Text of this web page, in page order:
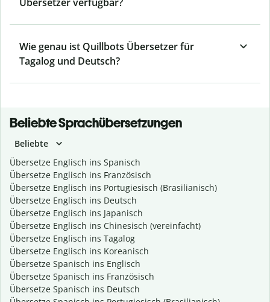
Wie genau ist Quillbots Übersetzer für
Tagalog und Deutsch?
Beliebte Sprachübersetzungen
Beliebte
Übersetze Englisch ins Spanisch
Übersetze Englisch ins Französisch
Übersetze Englisch ins Portugiesisch (Brasilianisch)
Übersetze Englisch ins Deutsch
Übersetze Englisch ins Japanisch
Übersetze Englisch ins Chinesisch (vereinfacht)
Übersetze Englisch ins Tagalog
Übersetze Englisch ins Koreanisch
Übersetze Spanisch ins Englisch
Übersetze Spanisch ins Französisch
Übersetze Spanisch ins Deutsch